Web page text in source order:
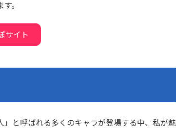
。
サイト
と呼ばれる多くのキャラが登場する中、私が魅